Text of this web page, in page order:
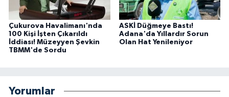
Çukurova Havalimanı'nda
100 Kişi İşten Çıkarıldı
İddiası! Müzeyyen Şevkin
TBMM'de Sordu
ASKİ Düğmeye Bastı!
Adana'da Yıllardır Sorun
Olan Hat Yenileniyor
Yorumlar